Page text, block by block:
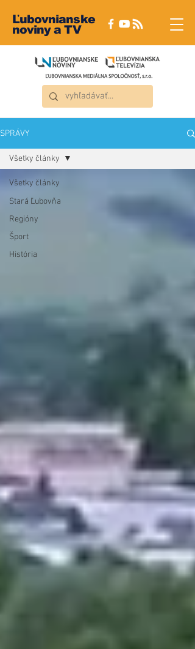
Ľubovnianske
noviny a TV
SPRÁVY
Všetky články
Stará Ľubovňa
Regióny
Šport
História
Všetky články